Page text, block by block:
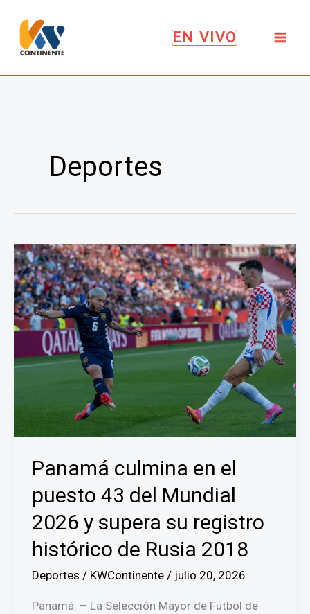
contenido
EN VIVO
Deportes
Panamá culmina en el
puesto 43 del Mundial
2026 y supera su registro
histórico de Rusia 2018
Deportes / KWContinente / julio 20, 2026
Panamá. – La Selección Mayor de Fútbol de